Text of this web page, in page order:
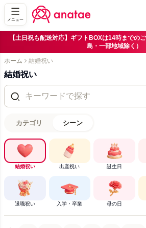
メニュー
【土日祝も配送対応】ギフトBOXは14時までの
島・一部地域除く）
ホーム 結婚祝い
結婚祝い
カテゴリ シーン
結婚祝い 出産祝い 誕生日
退職祝い 入学・卒業 母の日